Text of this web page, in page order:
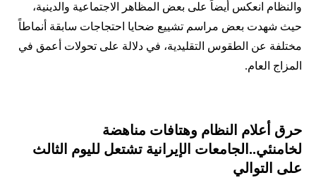
والنظام انعكس أيضاً على بعض المظاهر الاجتماعية والدينية،
حيث شهدت بعض مراسم تشييع ضحايا احتجاجات سابقة أنماطاً
مختلفة عن الطقوس التقليدية، في دلالة على تحولات أعمق في
المزاج العام.
حرق أعلام النظام وهتافات مناهضة
لخامنئي..الجامعات الإيرانية تشتعل لليوم الثالث
على التوالي